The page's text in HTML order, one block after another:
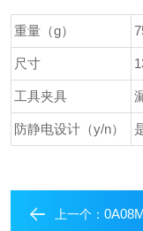
重量（g）
尺寸
工具夹具
防静电设计（y/n）
上一个：